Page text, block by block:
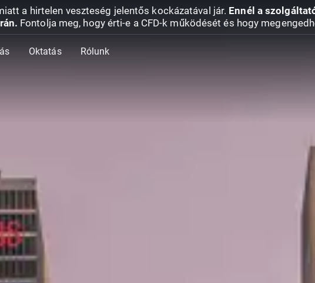
a hirtelen veszteség jelentős kockázatával jár. Ennél a
Fontolja meg, hogy érti-e a CFD-k működését és hogy
Oktatás Rólunk